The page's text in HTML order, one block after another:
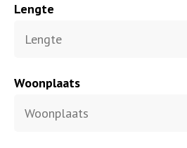
Lengte
Woonplaats